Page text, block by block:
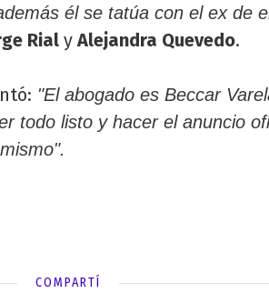
él se tatúa con el ex de
Rial y Alejandra Quevedo.
"El abogado es Beccar
todo listo y hacer el anuncio
COMPARTÍ